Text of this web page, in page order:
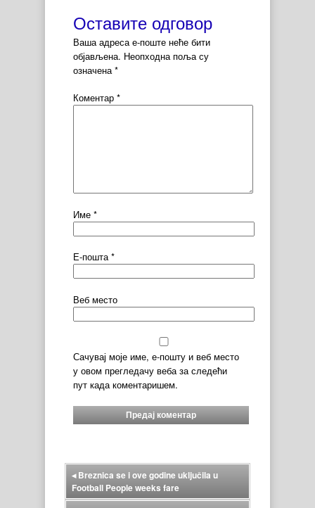
Оставите одговор
Ваша адреса е-поште неће бити
објављена. Неопходна поља су
означена *
Коментар *
Име *
Е-пошта*
Веб место
Сачувај моје име, е-пошту и веб место
у овом прегледачу веба за следећи
пут када коментаришем.
◂Breznica se i ove godine uključila u
Football People weeks fare